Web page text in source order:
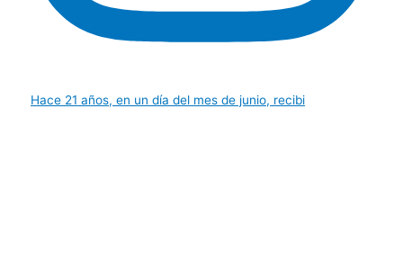
Hace 21 años, en un día del mes de junio, recibi